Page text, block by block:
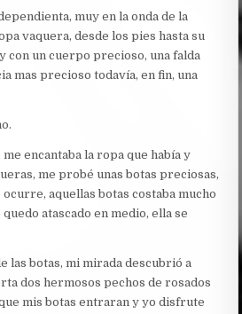
muy en la onda de la
vaquera, desde los pies hasta su
con un cuerpo precioso, una falda
mas precioso todavía, en fin, una
encantaba la ropa que había y
me probé unas botas preciosas,
aquellas botas costaba mucho
atascado en medio, ella se
las botas, mi mirada descubrió a
dos hermosos pechos de rosados
mis botas entraran y yo disfrute